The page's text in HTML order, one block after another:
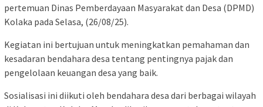
pertemuan Dinas Pemberdayaan Masyarakat dan Desa (DPMD)
Kolaka pada Selasa, (26/08/25).
Kegiatan ini bertujuan untuk meningkatkan pemahaman dan
kesadaran bendahara desa tentang pentingnya pajak dan
pengelolaan keuangan desa yang baik.
Sosialisasi ini diikuti oleh bendahara desa dari berbagai wilayah